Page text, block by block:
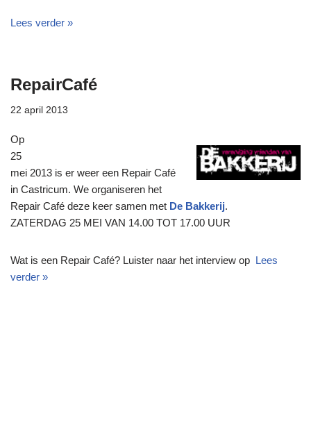
Lees verder »
RepairCafé
22 april 2013
Op
25
mei 2013 is er weer een Repair Café
in Castricum. We organiseren het
Repair Café deze keer samen met De Bakkerij.
ZATERDAG 25 MEI VAN 14.00 TOT 17.00 UUR
Wat is een Repair Café? Luister naar het interview op Lees
verder »